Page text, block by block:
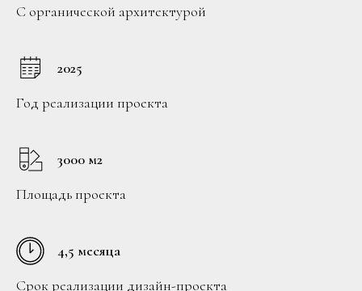
С органической архитектурой
2025
Год реализации проекта
3000 м2
Площадь проекта
4,5 месяца
Срок реализации дизайн-проекта